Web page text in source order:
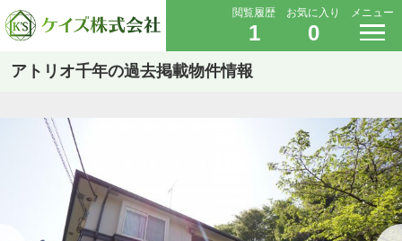
閲覧履歴
1
お気に入り
0
メニュー
アトリオ千年の過去掲載物件情報